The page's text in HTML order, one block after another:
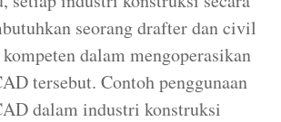
seorang drafter dan civil
dalam mengoperasikan
tersebut. Contoh penggunaan
dalam industri konstruksi